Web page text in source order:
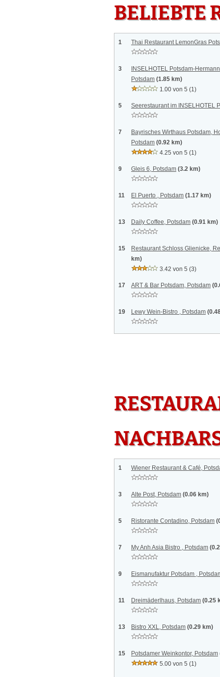
BELIEBTE
1 Thai Restaurant LemonGras
3
INSELHOTEL Potsdam-
Potsdam (1.85 km)
1.00 von 5 (1)
5 Seerestaurant im INSELHOTEL
7
Bayrisches Wirthaus Potsdam,
Potsdam (0.92 km)
4.25 von 5 (1)
9 Gleis 6, Potsdam (3.2 km)
11 El Puerto , Potsdam (1.17 km)
13 Daily Coffee, Potsdam (0.91 km)
15
Restaurant Schloss Glienicke,
km)
3.42 von 5 (3)
17 ART & Bar Potsdam, Potsdam
19 Lewy Wein-Bistro , Potsdam
1 Wiener Restaurant & Café,
3 Alte Post, Potsdam (0.06 km)
5 Ristorante Contadino, Potsdam
7 My Anh Asia Bistro , Potsdam
9 Eismanufaktur Potsdam ,
11 Dreimäderlhaus, Potsdam (0.25
13 Bistro XXL, Potsdam (0.29 km)
15 Potsdamer Weinkontor, Potsdam
5.00 von 5 (1)